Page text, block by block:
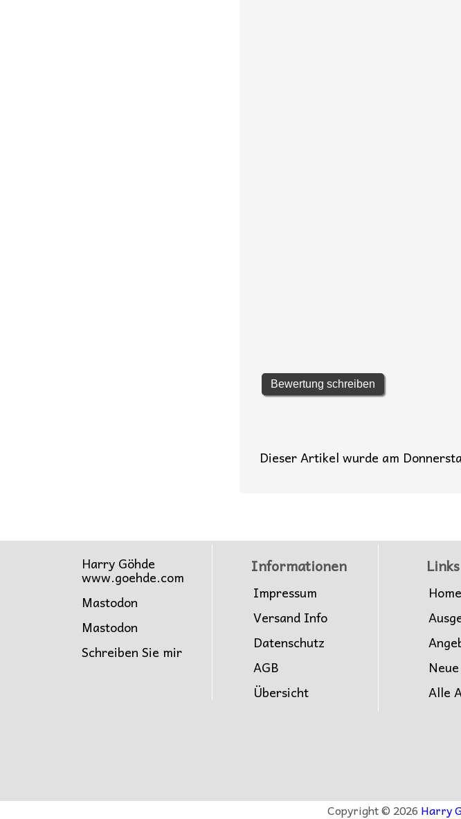
Bewertung schreiben
Dieser Artikel wurde am
Harry Göhde
www.goehde.com
Mastodon
Mastodon
Schreiben Sie mir
Informationen
Impressum
Versand Info
Datenschutz
AGB
Übersicht
Links
Home
Alle
Copyright © 2026 Harry